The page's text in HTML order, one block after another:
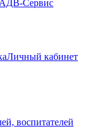
Личный кабинет
воспитателей